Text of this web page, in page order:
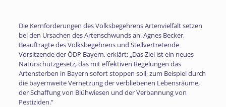
Die Kernforderungen des Volksbegehrens Artenvielfalt setzen
bei den Ursachen des Artenschwunds an. Agnes Becker,
Beauftragte des Volksbegehrens und Stellvertretende
Vorsitzende der ÖDP Bayern, erklärt: „Das Ziel ist ein neues
Naturschutzgesetz, das mit effektiven Regelungen das
Artensterben in Bayern sofort stoppen soll, zum Beispiel durch
die bayernweite Vernetzung der verbliebenen Lebensräume,
der Schaffung von Blühwiesen und der Verbannung von
Pestiziden.“